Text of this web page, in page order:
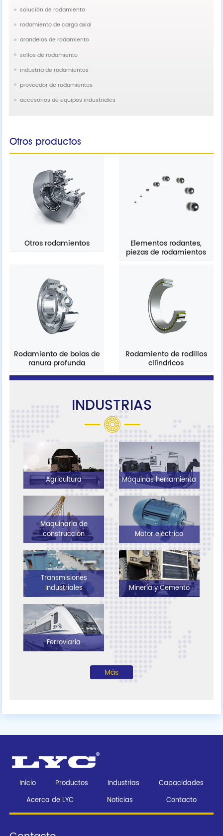
solución de rodamiento
rodamiento de carga axial
arandelas de rodamiento
sellos de rodamiento
industria de rodamientos
proveedor de rodamientos
accesorios de equipos industriales
Otros productos
Otros rodamientos Elementos rodantes,
piezas de rodamientos
Rodamiento de bolas de
ranura profunda
Rodamiento de rodillos
cilíndricos
INDUSTRIAS
Agricultura Máquinas herramienta
Maquinaria de
construcción
Motor eléctrico
Transmisiones
Industriales
Minería y Cemento
Ferroviaria
Más
Inicio Productos Industrias
Capacidades
Acerca de LYC
Noticias Contacto